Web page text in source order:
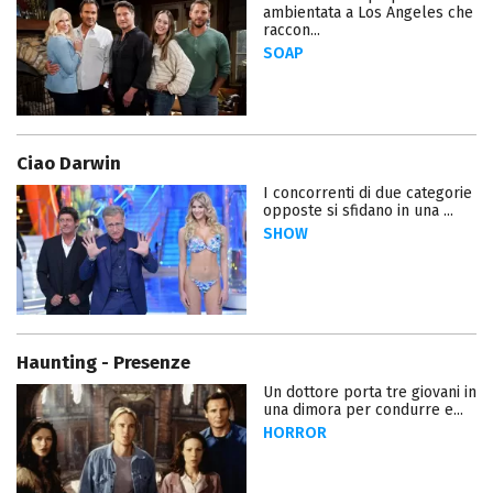
ambientata a Los Angeles che
raccon...
SOAP
Ciao Darwin
I concorrenti di due categorie
opposte si sfidano in una ...
SHOW
Haunting - Presenze
Un dottore porta tre giovani in
una dimora per condurre e...
HORROR